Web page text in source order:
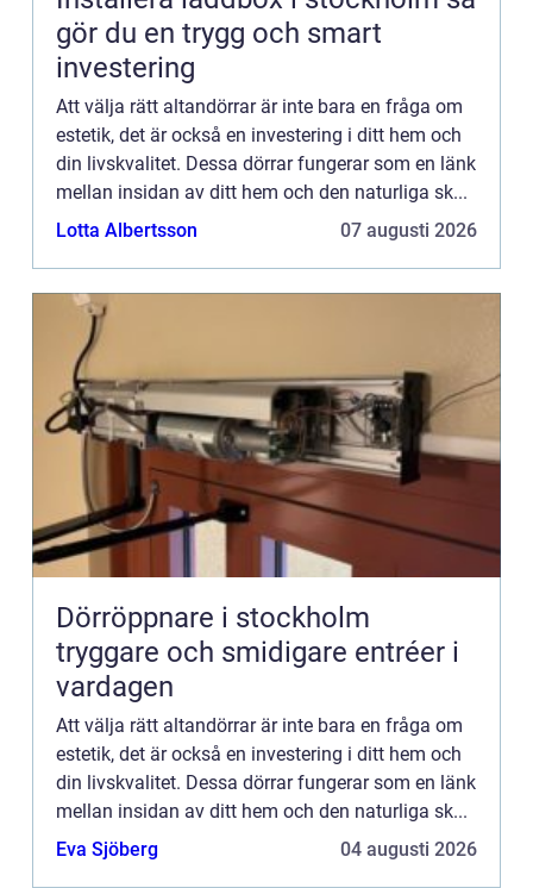
gör du en trygg och smart
investering
Att välja rätt altandörrar är inte bara en fråga om
estetik, det är också en investering i ditt hem och
din livskvalitet. Dessa dörrar fungerar som en länk
mellan insidan av ditt hem och den naturliga sk...
Lotta Albertsson
07 augusti 2026
Dörröppnare i stockholm
tryggare och smidigare entréer i
vardagen
Att välja rätt altandörrar är inte bara en fråga om
estetik, det är också en investering i ditt hem och
din livskvalitet. Dessa dörrar fungerar som en länk
mellan insidan av ditt hem och den naturliga sk...
Eva Sjöberg
04 augusti 2026